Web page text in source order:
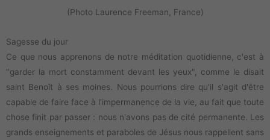
(Photo Laurence Freeman, France)
Sagesse du jour
Ce que nous apprenons de notre méditation quotidienne, c'est à
"garder la mort constamment devant les yeux", comme le disait
saint Benoît à ses moines. Nous pourrions dire qu'il s'agit d'être
capable de faire face à l'impermanence de la vie, au fait que toute
chose finit par passer : nous n'avons pas de cité permanente. Les
grands enseignements et paraboles de Jésus nous rappellent sans